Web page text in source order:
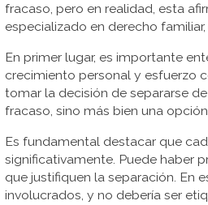
fracaso, pero en realidad, esta
especializado en derecho
En primer lugar, es importante
crecimiento personal y esfuerzo
tomar la decisión de separarse
fracaso, sino más bien una
Es fundamental destacar que
significativamente. Puede haber
que justifiquen la separación. En
involucrados, y no debería ser